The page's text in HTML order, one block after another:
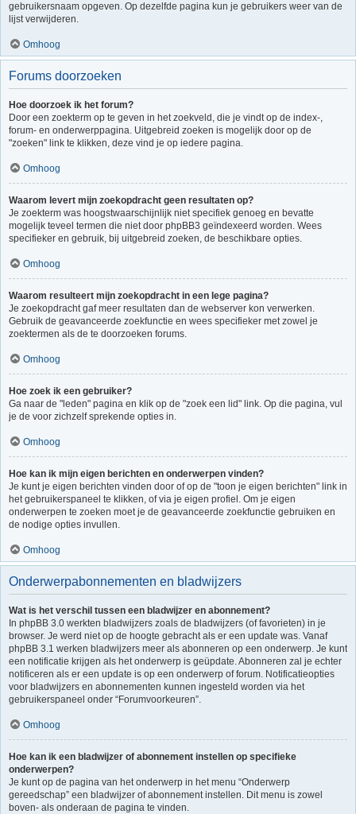
gebruikersnaam opgeven. Op dezelfde pagina kun je gebruikers weer van de
lijst verwijderen.
Omhoog
Forums doorzoeken
Hoe doorzoek ik het forum?
Door een zoekterm op te geven in het zoekveld, die je vindt op de index-,
forum- en onderwerppagina. Uitgebreid zoeken is mogelijk door op de
"zoeken" link te klikken, deze vind je op iedere pagina.
Omhoog
Waarom levert mijn zoekopdracht geen resultaten op?
Je zoekterm was hoogstwaarschijnlijk niet specifiek genoeg en bevatte
mogelijk teveel termen die niet door phpBB3 geïndexeerd worden. Wees
specifieker en gebruik, bij uitgebreid zoeken, de beschikbare opties.
Omhoog
Waarom resulteert mijn zoekopdracht in een lege pagina?
Je zoekopdracht gaf meer resultaten dan de webserver kon verwerken.
Gebruik de geavanceerde zoekfunctie en wees specifieker met zowel je
zoektermen als de te doorzoeken forums.
Omhoog
Hoe zoek ik een gebruiker?
Ga naar de "leden" pagina en klik op de "zoek een lid" link. Op die pagina, vul
je de voor zichzelf sprekende opties in.
Omhoog
Hoe kan ik mijn eigen berichten en onderwerpen vinden?
Je kunt je eigen berichten vinden door of op de "toon je eigen berichten" link in
het gebruikerspaneel te klikken, of via je eigen profiel. Om je eigen
onderwerpen te zoeken moet je de geavanceerde zoekfunctie gebruiken en
de nodige opties invullen.
Omhoog
Onderwerpabonnementen en bladwijzers
Wat is het verschil tussen een bladwijzer en abonnement?
In phpBB 3.0 werkten bladwijzers zoals de bladwijzers (of favorieten) in je
browser. Je werd niet op de hoogte gebracht als er een update was. Vanaf
phpBB 3.1 werken bladwijzers meer als abonneren op een onderwerp. Je kunt
een notificatie krijgen als het onderwerp is geüpdate. Abonneren zal je echter
notificeren als er een update is op een onderwerp of forum. Notificatieopties
voor bladwijzers en abonnementen kunnen ingesteld worden via het
gebruikerspaneel onder “Forumvoorkeuren”.
Omhoog
Hoe kan ik een bladwijzer of abonnement instellen op specifieke
onderwerpen?
Je kunt op de pagina van het onderwerp in het menu “Onderwerp
gereedschap” een bladwijzer of abonnement instellen. Dit menu is zowel
boven- als onderaan de pagina te vinden.